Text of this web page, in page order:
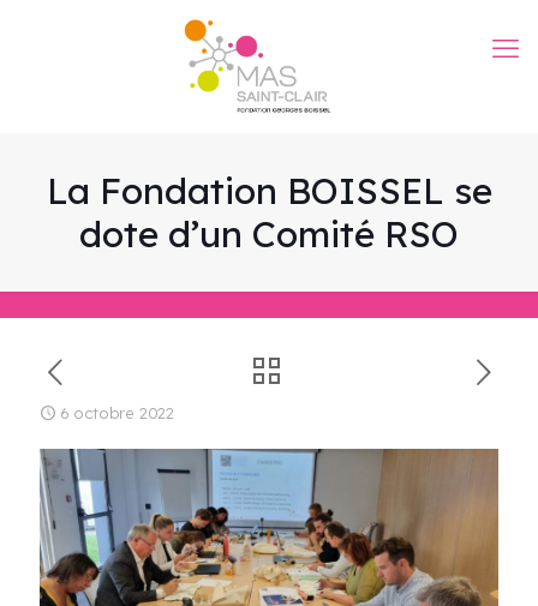
La Fondation BOISSEL se
dote d’un Comité RSO
6 octobre 2022